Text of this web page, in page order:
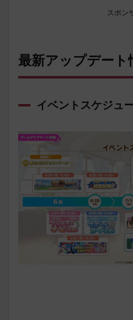
スポン
最新アップデート
イベントスケジュ